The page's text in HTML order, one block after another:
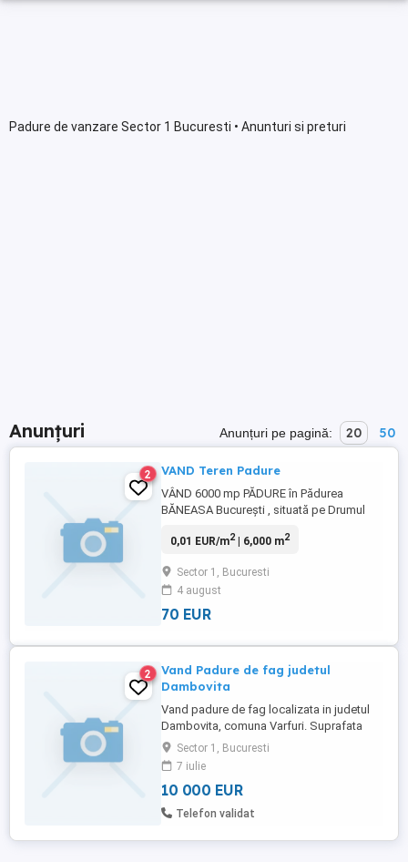
Padure de vanzare Sector 1 Bucuresti • Anunturi si preturi
Anunțuri Anunțuri pe pagină: 20 50
2 VAND Teren Padure
VÂND 6000 mp PĂDURE în Pădurea
BĂNEASA București , situată pe Drumul
Poligon Băneasa Dotări: La 200 ml de:
0,01 EUR/m2| 6,000 m2
Sector 1, Bucuresti
4 august
70 EUR
2
Vand Padure de fag judetul
Dambovita
Vand padure de fag localizata in judetul
Dambovita, comuna Varfuri. Suprafata
este de 1,62 hectare (16.200 mp)
Sector 1, Bucuresti
7 iulie
10 000 EUR
Telefon validat